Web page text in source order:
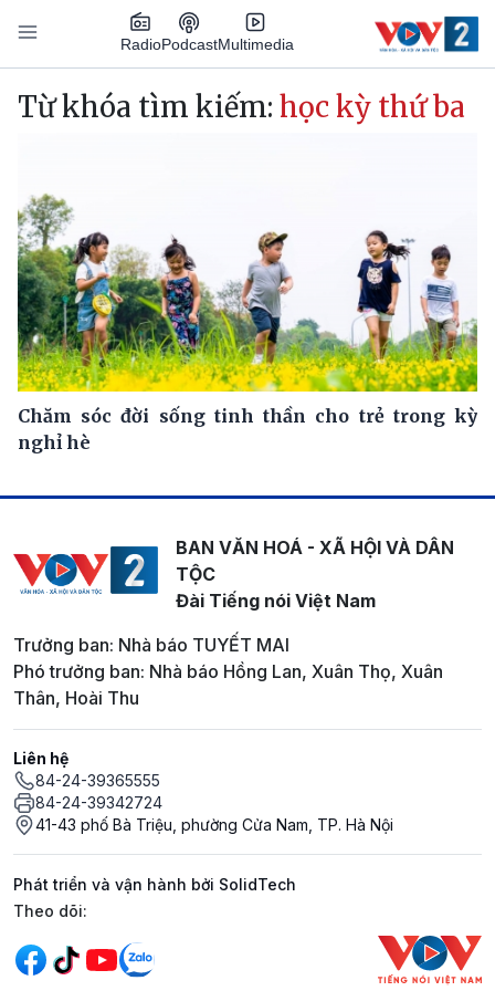
Nhảy đến nội dung
RadioPodcastMultimedia
Main navigation
Từ khóa tìm kiếm: học kỳ thứ ba
Chăm sóc đời sống tinh thần cho trẻ trong kỳ
nghỉ hè
BAN VĂN HOÁ - XÃ HỘI VÀ DÂN
TỘC
Đài Tiếng nói Việt Nam
Trưởng ban: Nhà báo TUYẾT MAI
Phó trưởng ban: Nhà báo Hồng Lan, Xuân Thọ, Xuân
Thân, Hoài Thu
Liên hệ
84-24-39365555
84-24-39342724
41-43 phố Bà Triệu, phường Cửa Nam, TP. Hà Nội
Phát triển và vận hành bởi SolidTech
Mạng xã hội
Theo dõi: